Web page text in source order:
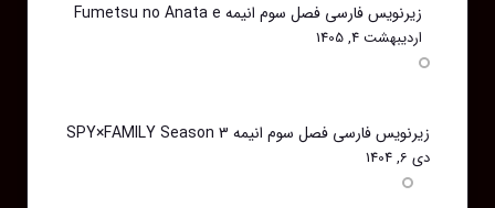
زیرنویس فارسی فصل سوم انیمه Fumetsu no Anata e
اردیبهشت 4, 1405
زیرنویس فارسی فصل سوم انیمه SPY×FAMILY Season 3
دی 6, 1404